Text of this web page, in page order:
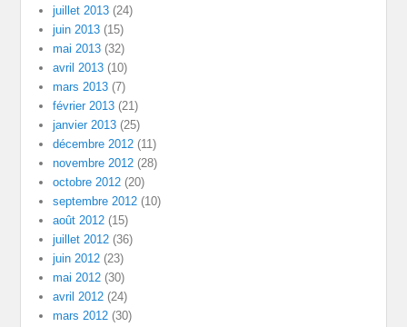
juillet 2013 (24)
juin 2013 (15)
mai 2013 (32)
avril 2013 (10)
mars 2013 (7)
février 2013 (21)
janvier 2013 (25)
décembre 2012 (11)
novembre 2012 (28)
octobre 2012 (20)
septembre 2012 (10)
août 2012 (15)
juillet 2012 (36)
juin 2012 (23)
mai 2012 (30)
avril 2012 (24)
mars 2012 (30)